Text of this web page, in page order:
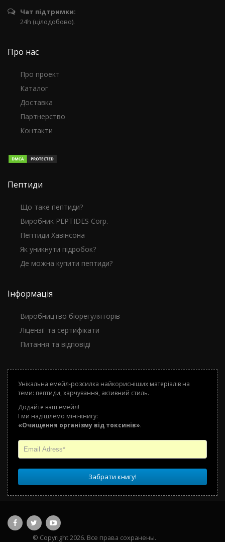
Чат підтримки:
24h (цілодобово).
Про нас
Про проект
Каталог
Доставка
Партнерство
Контакти
Пептиди
Що таке пептиди?
Виробник PEPTIDES Corp.
Пептиди Хавінсона
Як уникнути підробок?
Де можна купити пептиди?
Інформація
Виробництво біорегуляторів
Ліцензії та сертифікати
Питання та відповіді
Унікальна емейл-розсилка найкорисніших матеріалів на
теми: пептиди, харчування, активний стиль.
Додайте ваш емейл!
І ми надішлемо міні-книгу:
«Очищення організму від токсинів».
Забрати книгу!
© Copyright 2026. Все права сохранены.